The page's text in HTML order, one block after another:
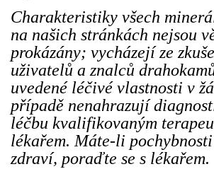
Charakteristiky všech
na našich stránkách nejsou
prokázány; vycházejí ze
uživatelů a znalců
uvedené léčivé vlastnosti v
případě nenahrazují
léčbu kvalifikovaným
lékařem. Máte-li pochybnosti
zdraví, poraďte se s lékařem.